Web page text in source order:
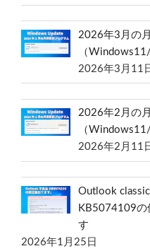
2026年3月の
（
2026年3月11
2026年2月の
（
2026年2月11
Outlook
KB5074109の
す
2026年1月25日